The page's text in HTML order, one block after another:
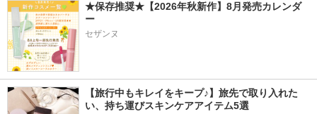
★保存推奨★【2026年秋新作】8月発売カレンダ
ー
セザンヌ
【旅行中もキレイをキープ♪】旅先で取り入れた
い、持ち運びスキンケアアイテム5選